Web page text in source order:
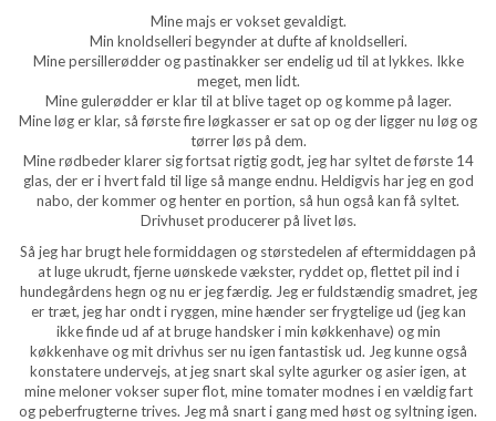
Mine majs er vokset gevaldigt.
Min knoldselleri begynder at dufte af knoldselleri.
Mine persillerødder og pastinakker ser endelig ud til at lykkes. Ikke
meget, men lidt.
Mine gulerødder er klar til at blive taget op og komme på lager.
Mine løg er klar, så første fire løgkasser er sat op og der ligger nu løg og
tørrer løs på dem.
Mine rødbeder klarer sig fortsat rigtig godt, jeg har syltet de første 14
glas, der er i hvert fald til lige så mange endnu. Heldigvis har jeg en god
nabo, der kommer og henter en portion, så hun også kan få syltet.
Drivhuset producerer på livet løs.
Så jeg har brugt hele formiddagen og størstedelen af eftermiddagen på
at luge ukrudt, fjerne uønskede vækster, ryddet op, flettet pil ind i
hundegårdens hegn og nu er jeg færdig. Jeg er fuldstændig smadret, jeg
er træt, jeg har ondt i ryggen, mine hænder ser frygtelige ud (jeg kan
ikke finde ud af at bruge handsker i min køkkenhave) og min
køkkenhave og mit drivhus ser nu igen fantastisk ud. Jeg kunne også
konstatere undervejs, at jeg snart skal sylte agurker og asier igen, at
mine meloner vokser super flot, mine tomater modnes i en vældig fart
og peberfrugterne trives. Jeg må snart i gang med høst og syltning igen.